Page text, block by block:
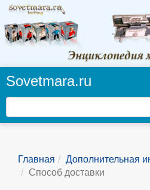
Sovetmara.ru
Главная
Дополнительная
Способ доставки